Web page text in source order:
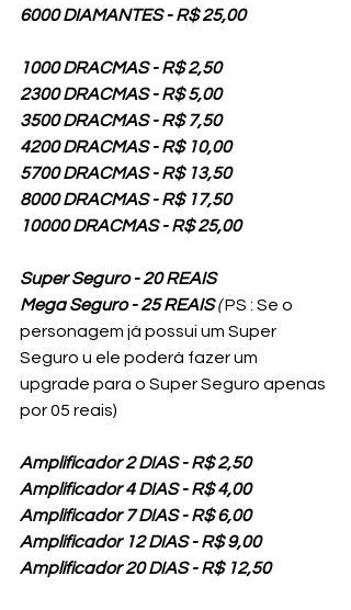
6000 DIAMANTES - R$ 25,00
1000 DRACMAS - R$ 2,50
2300 DRACMAS - R$ 5,00
3500 DRACMAS - R$ 7,50
4200 DRACMAS - R$ 10,00
5700 DRACMAS - R$ 13,50
8000 DRACMAS - R$ 17,50
10000 DRACMAS - R$ 25,00
Super Seguro - 20 REAIS
Mega Seguro - 25 REAIS ( PS : Se o
personagem já possui um Super
Seguro u ele poderá fazer um
upgrade para o Super Seguro apenas
por 05 reais)
Amplificador 2 DIAS - R$ 2,50
Amplificador 4 DIAS - R$ 4,00
Amplificador 7 DIAS - R$ 6,00
Amplificador 12 DIAS - R$ 9,00
Amplificador 20 DIAS - R$ 12,50